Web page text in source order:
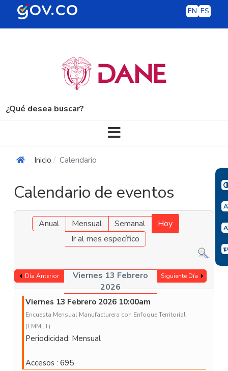
EN ES
¿Qué desea buscar?
Inicio Calendario
Calendario de eventos
Anual Mensual Semanal
Hoy
Ir al mes específico
Día Anterior
Viernes 13 Febrero
2026
Siguiente Día
Viernes 13 Febrero 2026 10:00am
Encuesta Mensual Manufacturera con Enfoque Territorial
(EMMET)
Periodicidad: Mensual
Accesos : 695